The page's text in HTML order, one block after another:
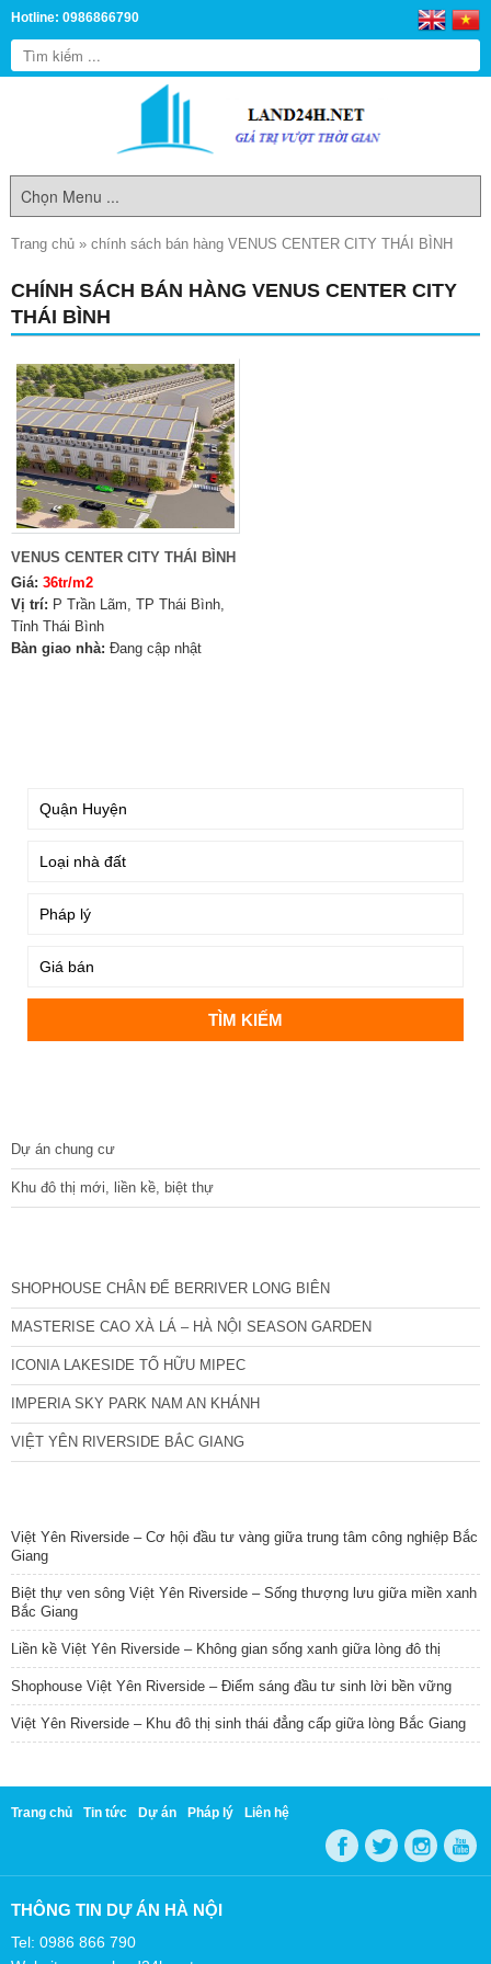
Hotline: 0986866790
Trang chủ » chính sách bán hàng VENUS CENTER CITY THÁI BÌNH
CHÍNH SÁCH BÁN HÀNG VENUS CENTER CITY
THÁI BÌNH
VENUS CENTER CITY THÁI BÌNH
Giá: 36tr/m2
Vị trí: P Trần Lãm, TP Thái Bình,
Tỉnh Thái Bình
Bàn giao nhà: Đang cập nhật
Dự án chung cư
Khu đô thị mới, liền kề, biệt thự
SHOPHOUSE CHÂN ĐẾ BERRIVER LONG BIÊN
MASTERISE CAO XÀ LÁ – HÀ NỘI SEASON GARDEN
ICONIA LAKESIDE TỐ HỮU MIPEC
IMPERIA SKY PARK NAM AN KHÁNH
VIỆT YÊN RIVERSIDE BẮC GIANG
Việt Yên Riverside – Cơ hội đầu tư vàng giữa trung tâm công nghiệp Bắc
Giang
Biệt thự ven sông Việt Yên Riverside – Sống thượng lưu giữa miền xanh
Bắc Giang
Liền kề Việt Yên Riverside – Không gian sống xanh giữa lòng đô thị
Shophouse Việt Yên Riverside – Điểm sáng đầu tư sinh lời bền vững
Việt Yên Riverside – Khu đô thị sinh thái đẳng cấp giữa lòng Bắc Giang
Trang chủ Tin tức Dự án Pháp lý Liên hệ
THÔNG TIN DỰ ÁN HÀ NỘI
Tel: 0986 866 790